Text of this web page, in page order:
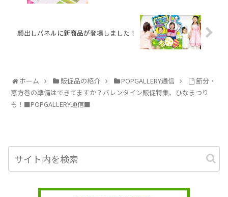
顔出しパネルに新商品が登場しました！
ホーム 販促品の紹介 POPGALLERY通信
節分・
恵方巻の準備はできてますか？バレンタイン販促特集、ひなまつり
も！■POPGALLERY通信■